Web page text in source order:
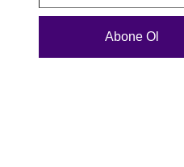
Abone Ol